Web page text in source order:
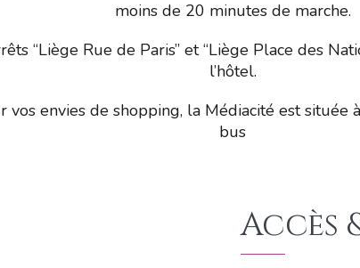
moins de 20 minutes de marche.
“Liège Rue de Paris” et “Liège Place des
l’hôtel.
vos envies de shopping, la Médiacité est située
bus
Accès